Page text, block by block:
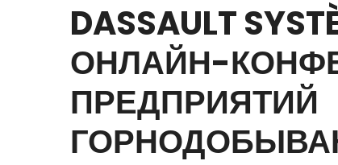
DASSAULT
ОНЛАЙН-
ПРЕДПРИЯТИЙ